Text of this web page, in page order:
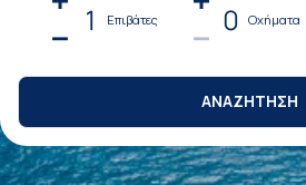
1 Επιβάτες 0 Οχήματα
ΑΝΑΖΗΤΗΣΗ